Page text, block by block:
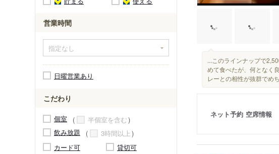
営業時間
日曜営業あり
こだわり
個室
半個室を含む
飲み放題
3時間以上
カード可
貸切可
...このラインナップで
めて食べたが、何となく
レーとの相性が抜群でめ
ネット予約 空席情報